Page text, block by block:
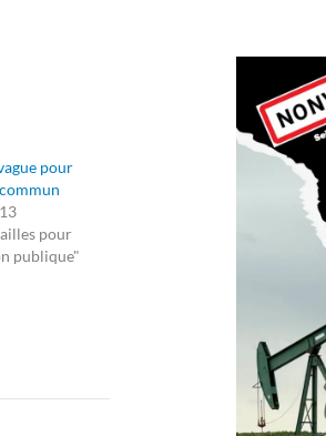
pour
pour
publique"